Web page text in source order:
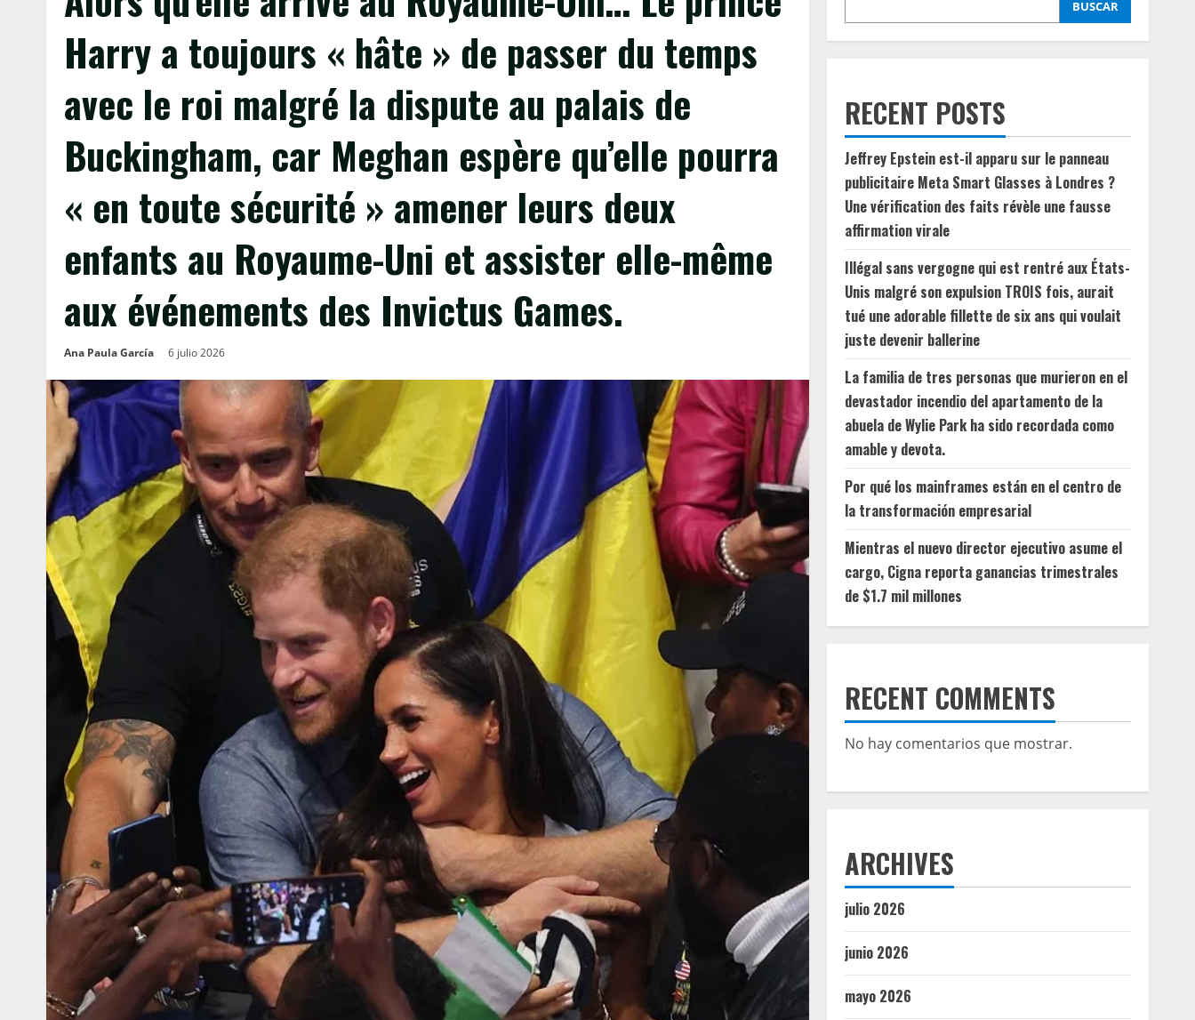
Harry a toujours « hâte » de passer du temps
avec le roi malgré la dispute au palais de
Buckingham, car Meghan espère qu’elle pourra
« en toute sécurité » amener leurs deux
enfants au Royaume-Uni et assister elle-même
aux événements des Invictus Games.
Ana Paula García 6 julio 2026
BUSCAR
RECENT POSTS
Jeffrey Epstein est-il apparu sur le panneau
publicitaire Meta Smart Glasses à Londres ?
Une vérification des faits révèle une fausse
affirmation virale
Illégal sans vergogne qui est rentré aux États-
Unis malgré son expulsion TROIS fois, aurait
tué une adorable fillette de six ans qui voulait
juste devenir ballerine
La familia de tres personas que murieron en el
devastador incendio del apartamento de la
abuela de Wylie Park ha sido recordada como
amable y devota.
Por qué los mainframes están en el centro de
la transformación empresarial
Mientras el nuevo director ejecutivo asume el
cargo, Cigna reporta ganancias trimestrales
de $1.7 mil millones
RECENT COMMENTS
No hay comentarios que mostrar.
ARCHIVES
julio 2026
junio 2026
mayo 2026